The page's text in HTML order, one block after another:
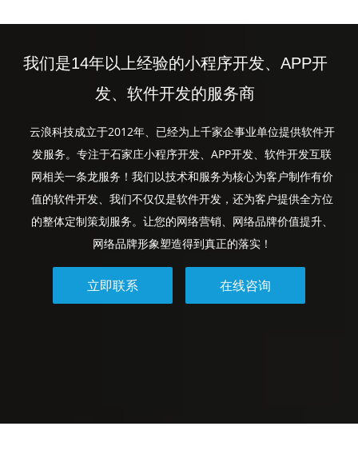
我们是14年以上经验的小程序开发、APP开
发、软件开发的服务商
云浪科技成立于2012年、已经为上千家企事业单位提供软件开
发服务。专注于石家庄小程序开发、APP开发、软件开发互联
网相关一条龙服务！我们以技术和服务为核心为客户制作有价
值的软件开发、我们不仅仅是软件开发，还为客户提供全方位
的整体定制策划服务。让您的网络营销、网络品牌价值提升、
网络品牌形象塑造得到真正的落实！
立即联系 在线咨询